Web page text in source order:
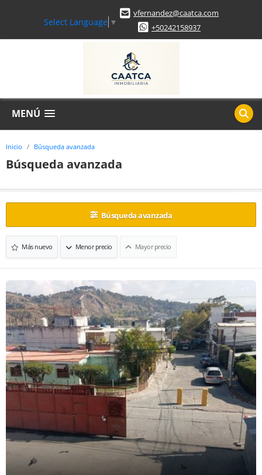
Select Language ▼
vfernandez@caatca.com
+50242158937
MENÚ
Inicio Búsqueda avanzada
Búsqueda avanzada
Búsqueda avanzada
Más nuevo Menor precio Mayor precio